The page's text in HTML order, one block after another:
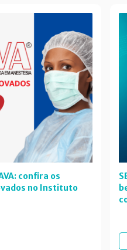
confira os
no Instituto